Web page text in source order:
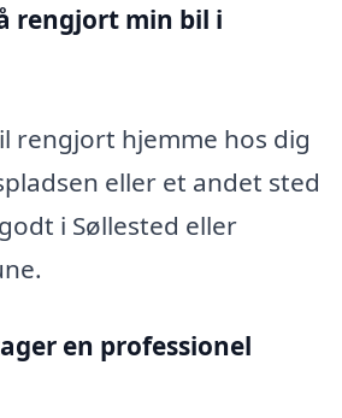
rengjort min bil i
rengjort hjemme hos dig
eller et andet sted
i Søllested eller
en professionel